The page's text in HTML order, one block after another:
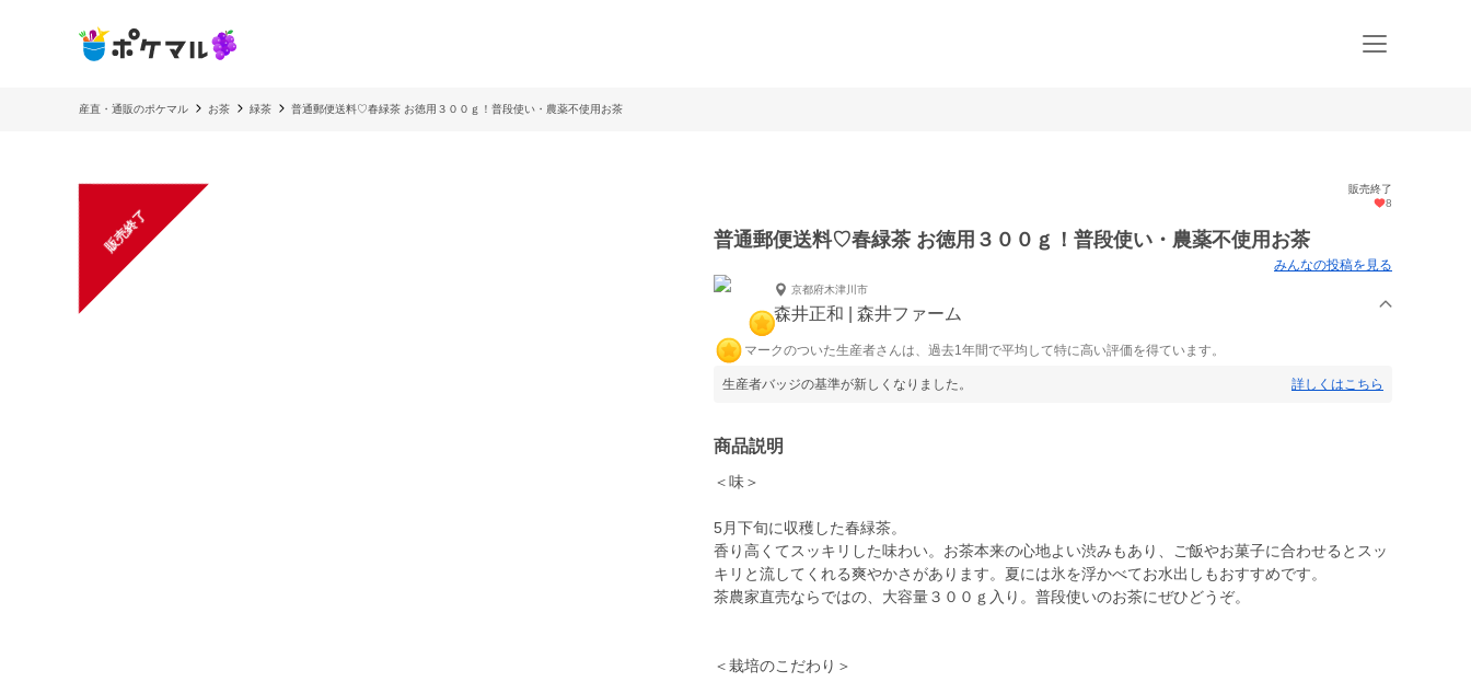
産直・通販のポケマル お茶 緑茶 普通郵便送料♡春緑茶 お徳用３００ｇ！普段使い・農薬不使用お茶
販売終了
販売終了
8
普通郵便送料♡春緑茶 お徳用３００ｇ！普段使い・農薬不使用お茶
みんなの投稿を見る
京都府木津川市
森井正和 | 森井ファーム
マークのついた生産者さんは、過去1年間で平均して特に高い評価を得ています。
生産者バッジの基準が新しくなりました。 詳しくはこちら
商品説明
＜味＞
5月下旬に収穫した春緑茶。
香り高くてスッキリした味わい。お茶本来の心地よい渋みもあり、ご飯やお菓子に合わせるとスッ
キリと流してくれる爽やかさがあります。夏には氷を浮かべてお水出しもおすすめです。
茶農家直売ならではの、大容量３００ｇ入り。普段使いのお茶にぜひどうぞ。
＜栽培のこだわり＞